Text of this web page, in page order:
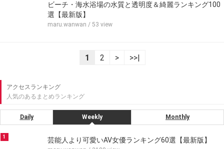
ビーチ・海水浴場の水質と透明度＆綺麗ランキング100
選【最新版】
maru.wanwan / 53 view
1 2 > >>|
アクセスランキング
人気のあるまとめランキング
Daily Weekly Monthly
1 芸能人より可愛いAV女優ランキング60選【最新版】